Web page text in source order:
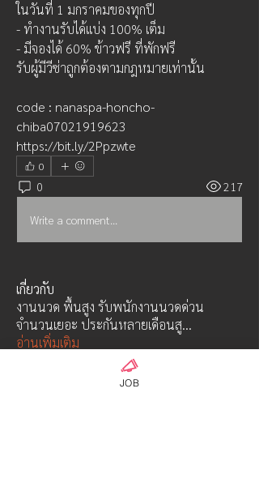
ในวันที่ 1 มกราคมของทุกปี
- ทำงานรับได้แบ่ง 100% เต็ม
- มีจองได้ 60% ข้าวฟรี ที่พักฟรี
รับผู้มีวีซ่าถูกต้องตามกฎหมายเท่านั้น
code : nanaspa-honcho-
chiba07021919623
https://bit.ly/2Ppzwte
0
0 217
Write a comment...
เกี่ยวกับ
งานนวด พื้นสูง รับพนักงานนวดด่วน
จำนวนเยอะ ประกันหลายเดือนสู...
อ่านเพิ่มเติม
JOB